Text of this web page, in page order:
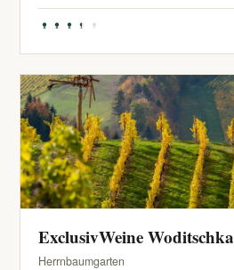
ExclusivWeine Woditschka
Herrnbaumgarten